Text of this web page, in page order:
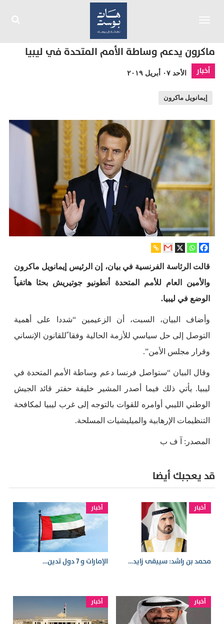
ماكرون يدعم وساطة الأمم المتحدة في ليبيا
أخبار الأحد ٠٧ أبريل ٢٠١٩
إيمانويل ماكرون
قالت الرئاسة الفرنسية في بيان، إن الرئيس إيمانويل ماكرون
والأمين العام للأمم المتحدة أنطونيو جوتيريش بحثا هاتفياً
الوضع في ليبيا.
وأضاف البيان، السبت، أن الزعيمين “شددا على أهمية
التوصل إلى حل سياسي للأزمة الحالية وفقا ًللقانون الإنساني
وقرار مجلس الأمن”.
وقال البيان “ستواصل فرنسا دعم وساطة الأمم المتحدة في
ليبيا. يأتي ذلك فيما أصدر المشير خليفة حفتر قائد الجيش
الوطني الليبي أوامره للقوات بالتوجه إلى غرب ليبيا لمكافحة
التنظيمات الإرهابية والميليشيات المسلحة.
المصدر: آ ف ب
قد يعجبك أيضا
أخبار
محمد بن راشد: سيبقى زايد…
أخبار
الإمارات و 7 دول تدين…
أخبار أخبار